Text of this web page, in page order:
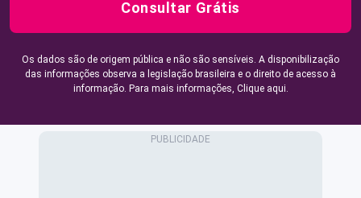
Consultar Grátis
Os dados são de origem pública e não são sensíveis. A disponibilização
das informações observa a legislação brasileira e o direito de acesso à
informação. Para mais informações, Clique aqui.